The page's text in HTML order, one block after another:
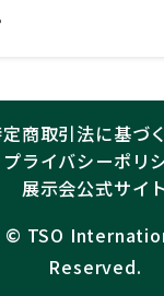
商取引法に基づ
プライバシーポリ
展示会公式サイト
©︎ TSO
Reserved.